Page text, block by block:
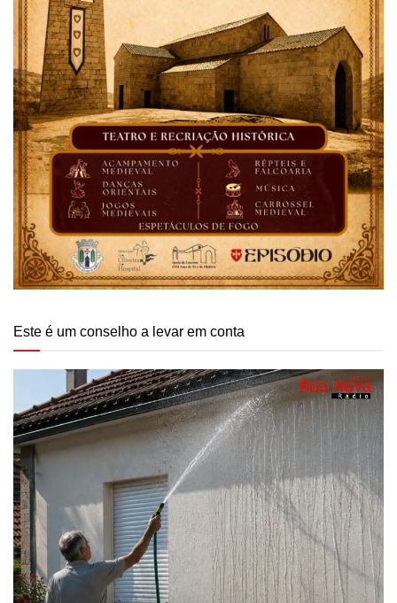
Este é um conselho a levar em conta